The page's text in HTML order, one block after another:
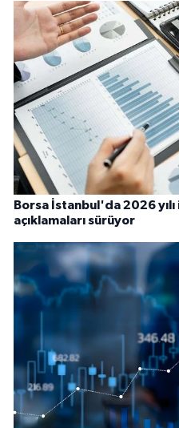
Borsa İstanbul'da 2026
açıklamaları sürüyor